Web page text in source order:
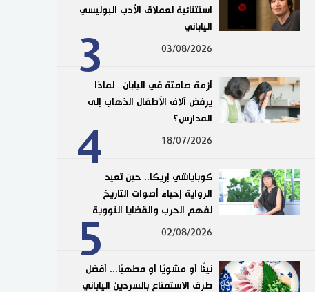
3
استثنائية لعملاق الأدب البوليسي
الياباني
03/08/2026
4
أزمة صامتة في اليابان.. لماذا
يرفض آلاف الأطفال الذهاب إلى
المدارس؟
18/07/2026
5
كوباياشي إريكا.. حين تعيد
الرواية إحياء أصوات التاريخ
لفهم الحرب والقضايا النووية
02/08/2026
نيئًا أو مشويًا أو مطهيًا... أفضل
طرق الاستمتاع بالسردين الياباني